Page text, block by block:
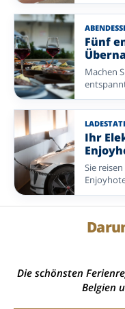
Ideal,
mehr
Fünf
Machen
Auswahl
Ihr
Sie
mehrere
Die schönsten
Belgien